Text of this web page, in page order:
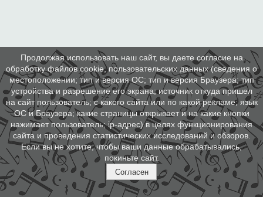
Продолжая использовать наш сайт, вы даете согласие на
обработку файлов cookie, пользовательских данных (сведения о
местоположении; тип и версия ОС; тип и версия Браузера; тип
устройства и разрешение его экрана; источник откуда пришел
на сайт пользователь; с какого сайта или по какой рекламе; язык
ОС и Браузера; какие страницы открывает и на какие кнопки
нажимает пользователь; ip-адрес) в целях функционирования
сайта и проведения статистических исследований и обзоров.
Если вы не хотите, чтобы ваши данные обрабатывались,
покиньте сайт.
Согласен